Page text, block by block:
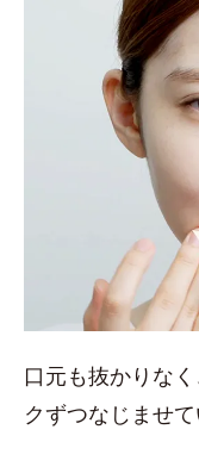
口元も抜かりな
クずつなじませて